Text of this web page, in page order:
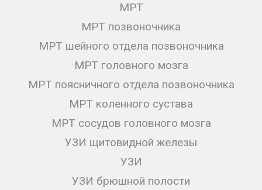
МРТ
МРТ позвоночника
МРТ шейного отдела позвоночника
МРТ головного мозга
МРТ поясничного отдела позвоночника
МРТ коленного сустава
МРТ сосудов головного мозга
УЗИ щитовидной железы
УЗИ
УЗИ брюшной полости